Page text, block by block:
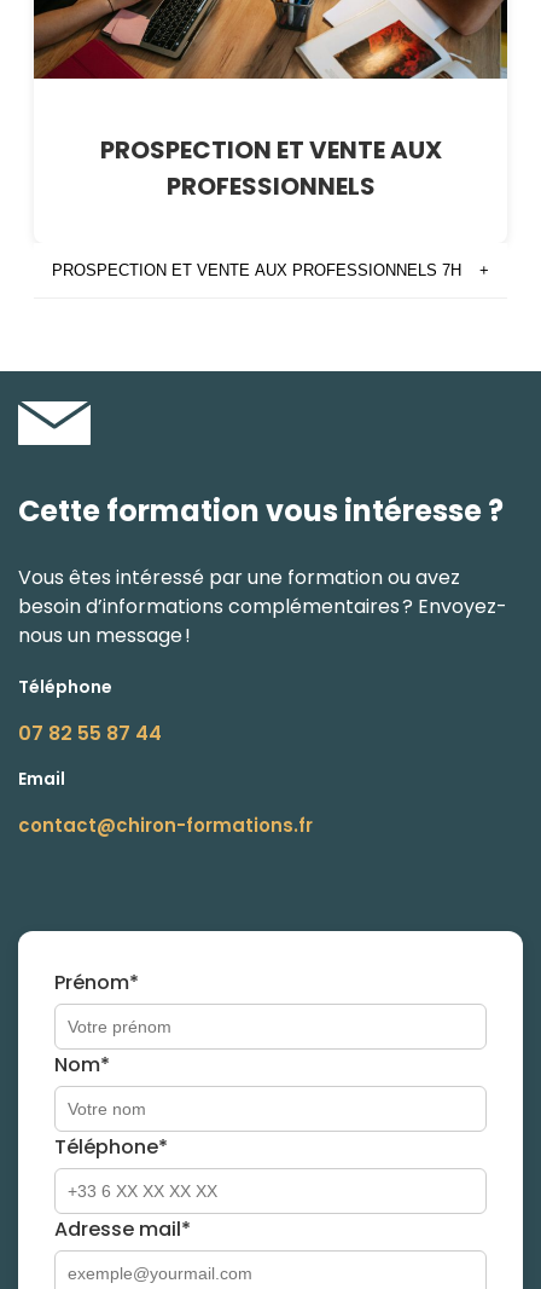
PROSPECTION ET VENTE AUX
PROFESSIONNELS
PROSPECTION ET VENTE AUX PROFESSIONNELS 7H +
Cette formation vous intéresse ?
Vous êtes intéressé par une formation ou avez
besoin d’informations complémentaires ? Envoyez-
nous un message !
Téléphone
07 82 55 87 44
Email
contact@chiron-formations.fr
Prénom*
Nom*
Téléphone*
Adresse mail*